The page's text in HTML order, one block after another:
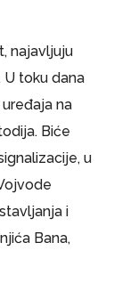
najavljuju
U toku dana
na
Biće
u
i
Bana,